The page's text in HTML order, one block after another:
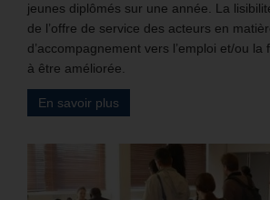
jeunes diplômés sur une année. La
de l’offre de service des acteurs en
d’accompagnement vers l’emploi et/ou
à être améliorée.
En savoir plus